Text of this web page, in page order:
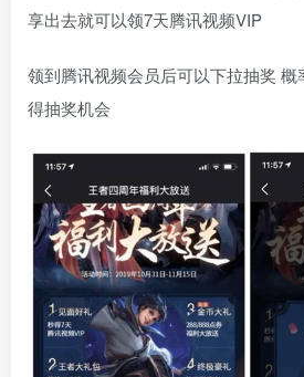
享出去就可以领7天腾讯视频VIP
领到腾讯视频会员后可以下拉抽奖
得抽奖机会